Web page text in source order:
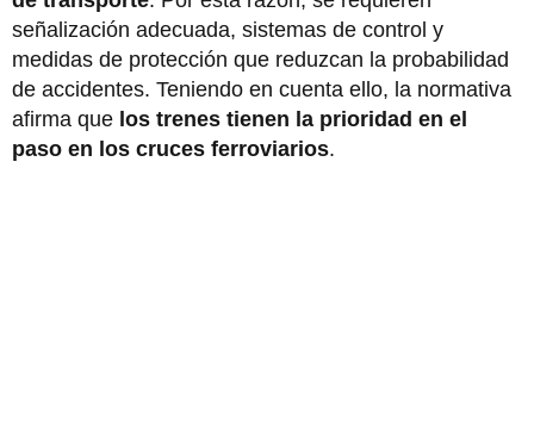
señalización adecuada, sistemas de control y
medidas de protección que reduzcan la probabilidad
de accidentes. Teniendo en cuenta ello, la normativa
afirma que los trenes tienen la prioridad en el
paso en los cruces ferroviarios.